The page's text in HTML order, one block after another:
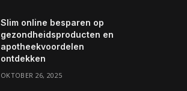
Slim online besparen op
gezondheidsproducten en
apotheekvoordelen
ontdekken
OKTOBER 26, 2025